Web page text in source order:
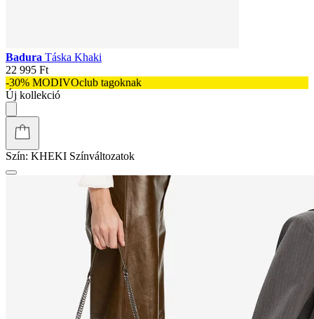
Badura Táska Khaki
22 995 Ft
-30% MODIVOclub tagoknak
Új kollekció
Szín: KHEKI Színváltozatok